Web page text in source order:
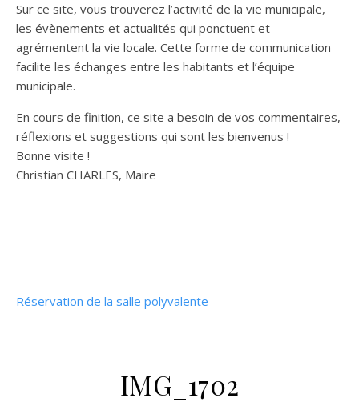
Sur ce site, vous trouverez l’activité de la vie municipale,
les évènements et actualités qui ponctuent et
agrémentent la vie locale. Cette forme de communication
facilite les échanges entre les habitants et l’équipe
municipale.
En cours de finition, ce site a besoin de vos commentaires,
réflexions et suggestions qui sont les bienvenus !
Bonne visite !
Christian CHARLES, Maire
Réservation de la salle polyvalente
IMG_1702